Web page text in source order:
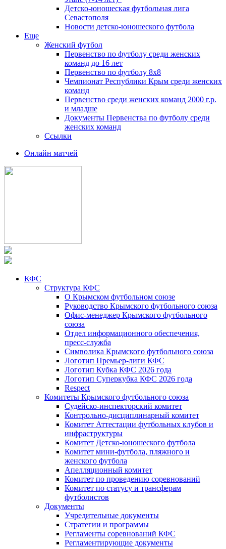
Детско-юношеская футбольная лига
Севастополя
Новости детско-юношеского футбола
Еще
Женский футбол
Первенство по футболу среди женских
команд до 16 лет
Первенство по футболу 8х8
Чемпионат Республики Крым среди женских
команд
Первенство среди женских команд 2000 г.р.
и младше
Документы Первенства по футболу среди
женских команд
Ссылки
Онлайн матчей
КФС
Структура КФС
О Крымском футбольном союзе
Руководство Крымского футбольного союза
Офис-менеджер Крымского футбольного
союза
Отдел информационного обеспечения,
пресс-служба
Символика Крымского футбольного союза
Логотип Премьер-лиги КФС
Логотип Кубка КФС 2026 года
Логотип Суперкубка КФС 2026 года
Respect
Комитеты Крымского футбольного союза
Судейско-инспекторский комитет
Контрольно-дисциплинарный комитет
Комитет Аттестации футбольных клубов и
инфраструктуры
Комитет Детско-юношеского футбола
Комитет мини-футбола, пляжного и
женского футбола
Апелляционный комитет
Комитет по проведению соревнований
Комитет по статусу и трансферам
футболистов
Документы
Учредительные документы
Стратегии и программы
Регламенты соревнований КФС
Регламентирующие документы